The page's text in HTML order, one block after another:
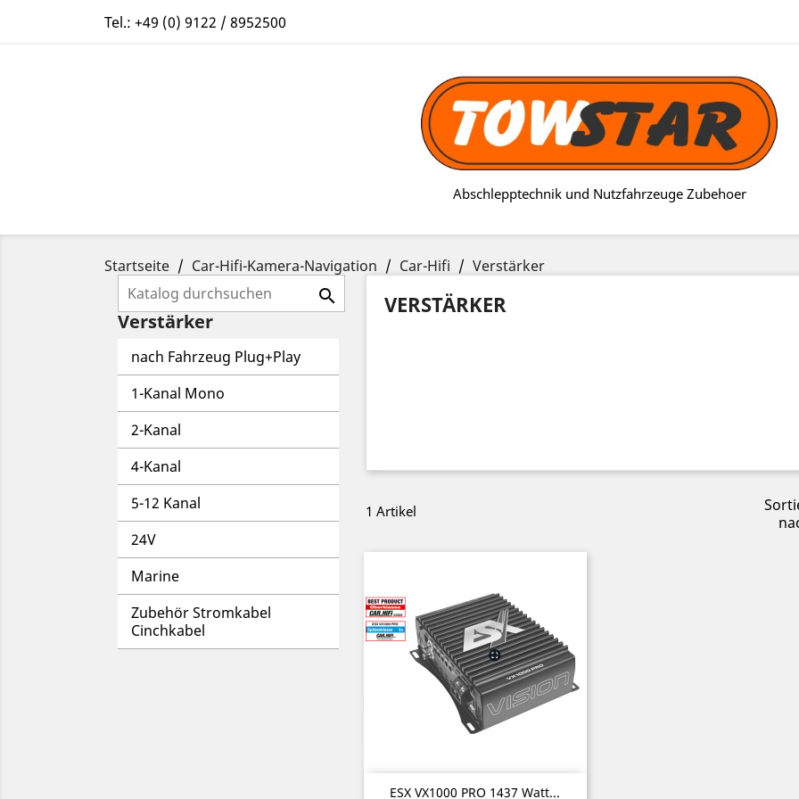
Tel.: +49 (0) 9122 / 8952500
Abschlepptechnik und Nutzfahrzeuge Zubehoer
Startseite Car-Hifi-Kamera-Navigation Car-Hifi Verstärker

Verstärker
nach Fahrzeug Plug+Play
1-Kanal Mono
2-Kanal
4-Kanal
5-12 Kanal
24V
Marine
Zubehör Stromkabel
Cinchkabel
VERSTÄRKER
1 Artikel
ESX VX1000 PRO 1437 Watt...
Vorschau